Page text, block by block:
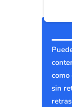
como
sin